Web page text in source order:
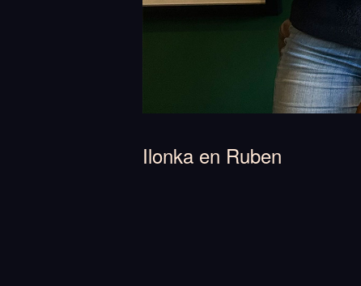
Ilonka en Ruben